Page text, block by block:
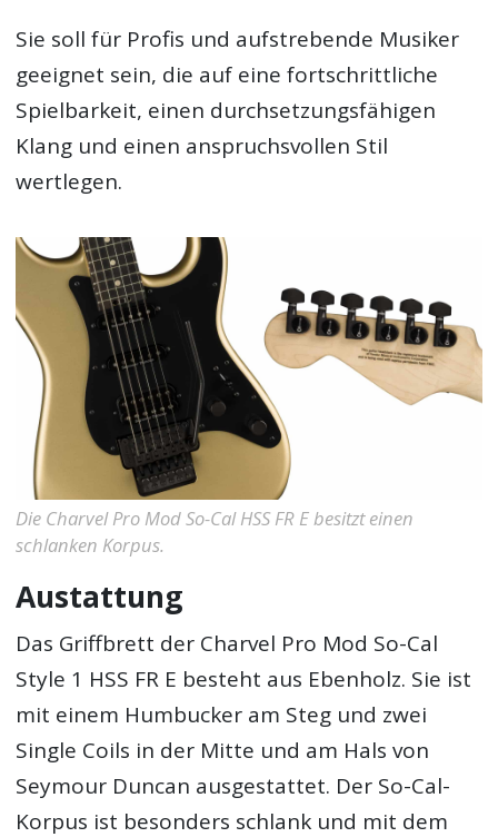
Sie soll für Profis und aufstrebende Musiker
geeignet sein, die auf eine fortschrittliche
Spielbarkeit, einen durchsetzungsfähigen
Klang und einen anspruchsvollen Stil
wertlegen.
Die Charvel Pro Mod So-Cal HSS FR E besitzt einen
schlanken Korpus.
Austattung
Das Griffbrett der Charvel Pro Mod So-Cal
Style 1 HSS FR E besteht aus Ebenholz. Sie ist
mit einem Humbucker am Steg und zwei
Single Coils in der Mitte und am Hals von
Seymour Duncan ausgestattet. Der So-Cal-
Korpus ist besonders schlank und mit dem